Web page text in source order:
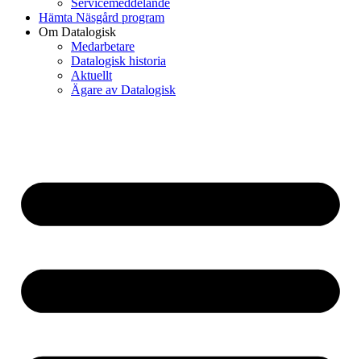
Servicemeddelande
Hämta Näsgård program
Om Datalogisk
Medarbetare
Datalogisk historia
Aktuellt
Ägare av Datalogisk